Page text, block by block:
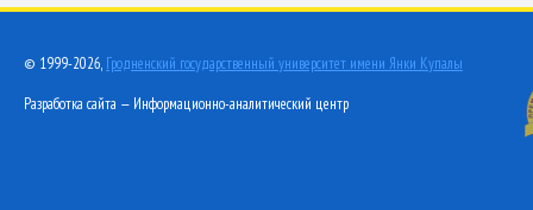
© 1999-2026, Гродненский государственный университет имени Янки Купалы
Разработка сайта — Информационно-аналитический центр